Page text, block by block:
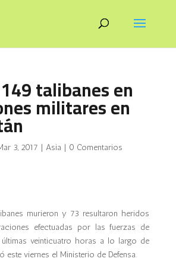
talibanes en
militares en
3, 2017 | Asia | 0 Comentarios
murieron y 73 resultaron heridos
efectuadas por las fuerzas de
veinticuatro horas a lo largo de
este viernes el Ministerio de Defensa.